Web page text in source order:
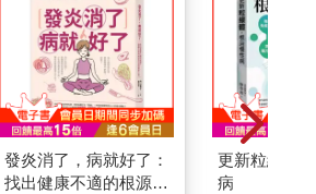
發炎消了，病就好了：
找出健康不適的根源，
更新粒線體
病